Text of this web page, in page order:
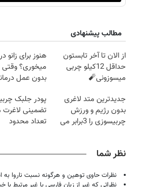
مطالب پیشنهادی
از الان تا آخر تابستون
حداقل 12کیلو چربی
میسوزونی🧨
هنوز برای
میخوری؟
بدون عمل
جدیدترین متد لاغری
بدون رژیم و ورزش
چربیسوزی را 3برابر می
پودر جلبک
تضمینی لاغرت
تعداد محدود
نظر شما
نظرات حاوی توهین و هرگونه نسبت ناروا